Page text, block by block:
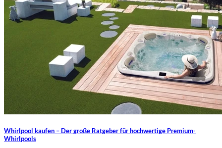
Whirlpool kaufen – Der große Ratgeber für hochwertige Premium-
Whirlpools